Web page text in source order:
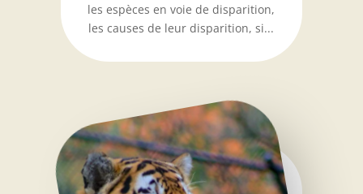
les espèces en voie de disparition,
les causes de leur disparition, si...